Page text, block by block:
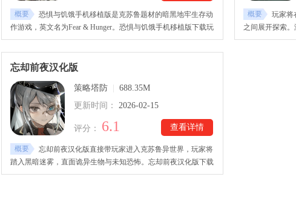
概要
恐惧与饥饿手机移植版是克苏鲁题材的暗黑地牢生存动
作游戏，英文名为Fear & Hunger。恐惧与饥饿手机移植版下载玩
家可以从四位角色中选择扮演的角色，进入布满怪物和陷阱的地
牢，展开一段恐怖惊险的冒险之旅。恐惧与饥饿手机移植版游戏
过程中需要时刻注意自己的饥饿值，当数值到0时就会死亡。游
时，也要做好资源管理规划。
概要
玩家将
之间展开探索。
渔帆暗涌手机
忘却前夜汉化版
策略塔防
688.35M
更新时间：
2026-02-15
查看详情
评分： 6.1
概要
忘却前夜汉化版直接带玩家进入克苏鲁异世界，玩家将
踏入黑暗迷雾，直面诡异生物与未知恐怖。忘却前夜汉化版下载
安装后，游戏以策略卡牌为核心，收集各种技能和资源，合理搭